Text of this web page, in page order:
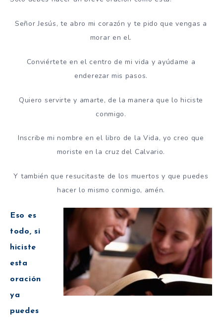
Señor Jesús, te abro mi corazón y te pido que vengas a
morar en el.
Conviértete en el centro de mi vida y ayúdame a
enderezar mis pasos.
Quiero servirte y amarte, de la manera que lo hiciste
conmigo.
Inscribe mi nombre en el libro de la Vida, yo creo que
moriste en la cruz del Calvario.
Y también que resucitaste de los muertos y que puedes
hacer lo mismo conmigo, amén.
Eso es
todo, si
hiciste
esta
oración
ya
puedes